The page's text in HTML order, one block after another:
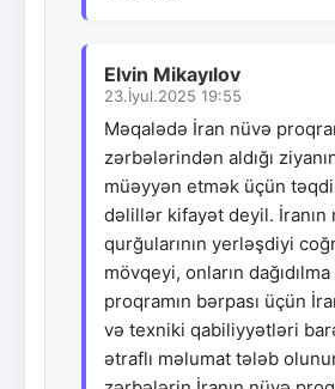
Elvin Mikayılov
23.İyul.2025 19:55
Məqalədə İran nüvə
zərbələrindən aldığı
müəyyən etmək üçün
dəlillər kifayət deyil. İranın
qurğularının yerləşdiyi
mövqeyi, onların
proqramın bərpası üçün
və texniki qabiliyyətləri
ətraflı məlumat tələb